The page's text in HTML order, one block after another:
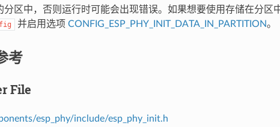
分区中，否则运行时可能会出现错误。如果想要使用存储在分区
并启用选项 CONFIG_ESP_PHY_INIT_DATA_IN_PARTITION。
考
File
esp_phy/include/esp_phy_init.h